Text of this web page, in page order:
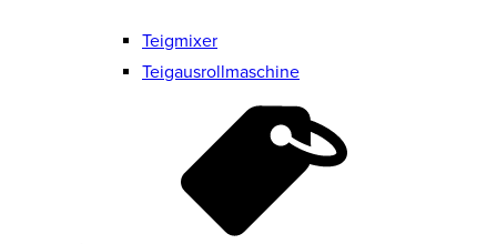
Teigmixer
Teigausrollmaschine